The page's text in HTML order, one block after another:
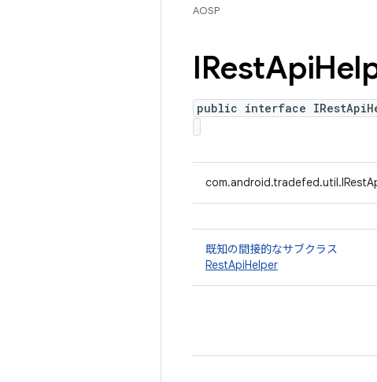
AOSP
IRestApi
public interface
既知の間接的なサブクラス
RestApiHelper